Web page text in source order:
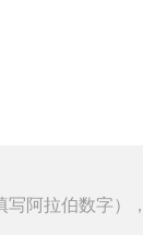
写阿拉伯数字）